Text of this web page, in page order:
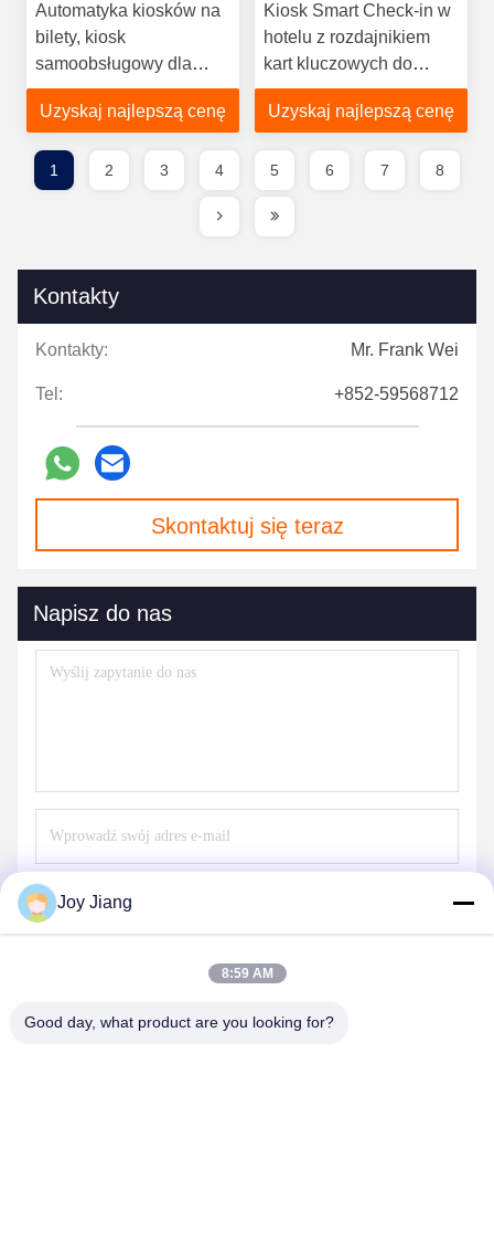
Automatyka kiosków na
bilety, kiosk
samoobsługowy dla
teatrów, obszarów
publicznych itp.,
obsługę i oszczędza
koszty
Uzyskaj najlepszą cenę
Kiosk Smart Check-in w
hotelu z rozdajnikiem
kart kluczowych do
pokoi i drukarką
Uzyskaj najlepszą cenę
1 2 3 4 5 6 7 8
Kontakty
Kontakty: Mr. Frank Wei
Tel: +852-59568712
Skontaktuj się teraz
Napisz do nas
Joy Jiang
8:59 AM
Good day, what product are you looking for?